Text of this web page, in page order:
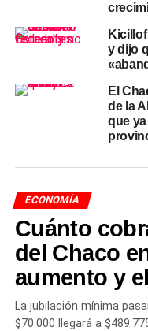
Tramo Litoral,en
las rutas nacionales 12
Peña, atraviesa
capital y Loreto. Este
entre el nordeste y la
mercancías y
El modelo
implicancias
El esquema diseñado
los aportes del Tesoro
inversión y la gestión
adjudicatarias deberán
modernización y
inversión a través del
y dijo
El
de la
que
ECONOMÍA
Cuánto
del Chaco
aumento y
La jubilación mínima
$70.000 llegará a